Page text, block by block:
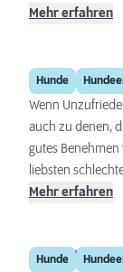
Welpengruppe
achten sollten.
Mehr erfahren
Hunde
Wenn
auch zu denen,
gutes Benehmen
liebsten
Hundetrainerin
Mehr erfahren
Hunde
Hunden